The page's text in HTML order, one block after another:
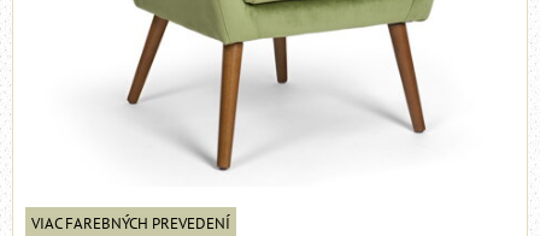
VIAC FAREBNÝCH PREVEDENÍ